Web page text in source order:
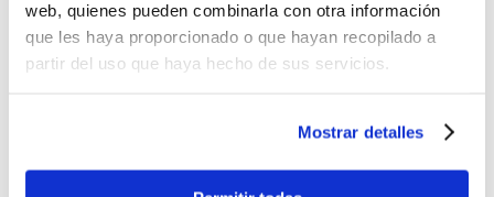
web, quienes pueden combinarla con otra información
que les haya proporcionado o que hayan recopilado a
partir del uso que haya hecho de sus servicios.
Mostrar detalles